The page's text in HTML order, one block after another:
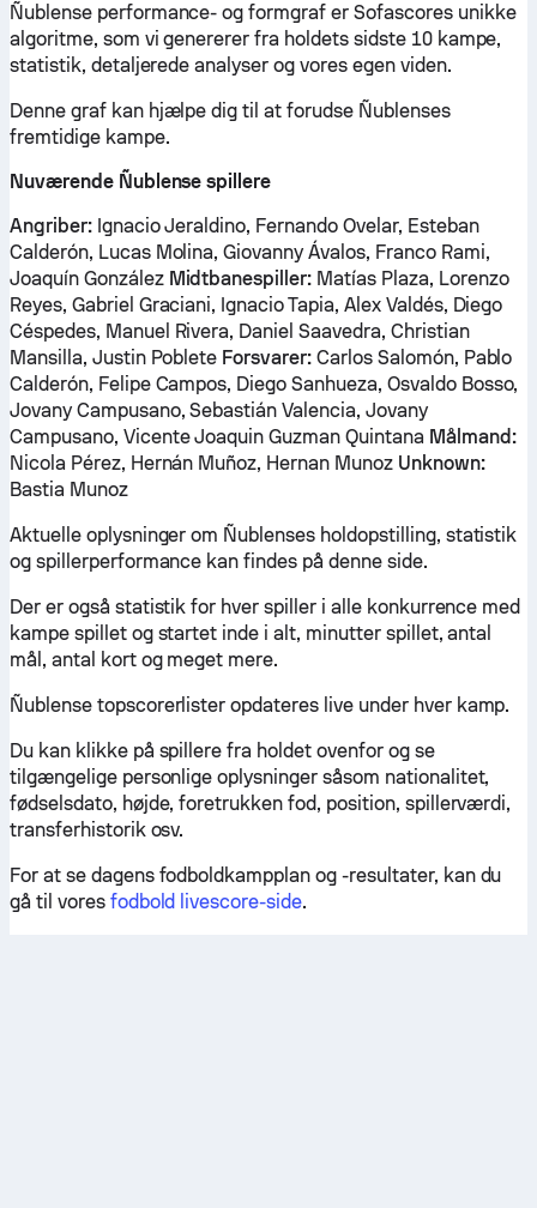
Ñublense performance- og formgraf er Sofascores unikke
algoritme, som vi genererer fra holdets sidste 10 kampe,
statistik, detaljerede analyser og vores egen viden.
Denne graf kan hjælpe dig til at forudse Ñublenses
fremtidige kampe.
Nuværende Ñublense spillere
Angriber:Ignacio Jeraldino, Fernando Ovelar, Esteban
Calderón, Lucas Molina, Giovanny Ávalos, Franco Rami,
Joaquín González Midtbanespiller: Matías Plaza, Lorenzo
Reyes, Gabriel Graciani, Ignacio Tapia, Alex Valdés, Diego
Céspedes, Manuel Rivera, Daniel Saavedra, Christian
Mansilla, Justin Poblete Forsvarer: Carlos Salomón, Pablo
Calderón, Felipe Campos, Diego Sanhueza, Osvaldo Bosso,
Jovany Campusano, Sebastián Valencia, Jovany
Campusano, Vicente Joaquin Guzman Quintana Målmand:
Nicola Pérez, Hernán Muñoz, Hernan Munoz Unknown:
Bastia Munoz
Aktuelle oplysninger om Ñublenses holdopstilling, statistik
og spillerperformance kan findes på denne side.
Der er også statistik for hver spiller i alle konkurrence med
kampe spillet og startet inde i alt, minutter spillet, antal
mål, antal kort og meget mere.
Ñublense topscorerlister opdateres live under hver kamp.
Du kan klikke på spillere fra holdet ovenfor og se
tilgængelige personlige oplysninger såsom nationalitet,
fødselsdato, højde, foretrukken fod, position, spillerværdi,
transferhistorik osv.
For at se dagens fodboldkampplan og -resultater, kan du
gå til vores fodbold livescore-side.